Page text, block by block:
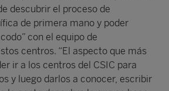
descubrir el proceso de
de primera mano y poder
con el equipo de
centros. “El aspecto que más
ir a los centros del CSIC para
y luego darlos a conocer, escribir